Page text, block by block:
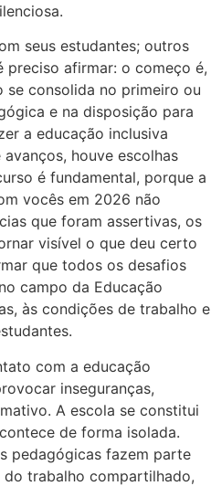
seus estudantes; outros
preciso afirmar: o começo é,
se consolida no primeiro ou
e na disposição para
a educação inclusiva
houve escolhas
é fundamental, porque a
vocês em 2026 não
que foram assertivas, os
visível o que deu certo
que todos os desafios
campo da Educação
às condições de trabalho e
com a educação
inseguranças,
A escola se constitui
de forma isolada.
pedagógicas fazem parte
trabalho compartilhado,